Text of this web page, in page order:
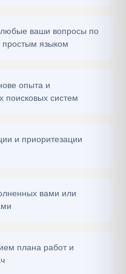
ваши вопросы по
языком
опыта и
систем
и приоритезации
вами или
плана работ и